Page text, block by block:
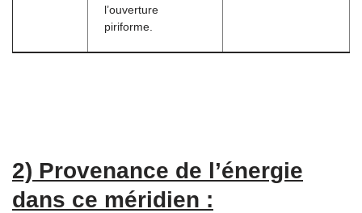
l’ouverture
piriforme.
2) Provenance de l’énergie
dans ce méridien :